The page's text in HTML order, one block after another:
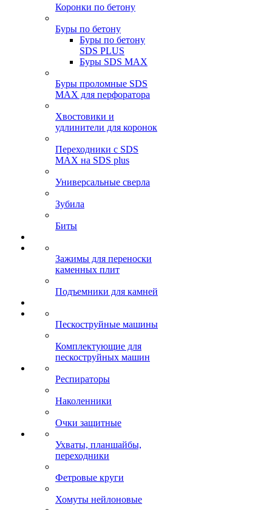
Коронки по бетону
Буры по бетону
Буры по бетону
SDS PLUS
Буры SDS MAX
Буры проломные SDS
MAX для перфоратора
Хвостовики и
удлинители для коронок
Переходники с SDS
MAX на SDS plus
Универсальные сверла
Зубила
Биты
Зажимы для переноски
каменных плит
Подъемники для камней
Пескоструйные машины
Комплектующие для
пескоструйных машин
Респираторы
Наколенники
Очки защитные
Ухваты, планшайбы,
переходники
Фетровые круги
Хомуты нейлоновые